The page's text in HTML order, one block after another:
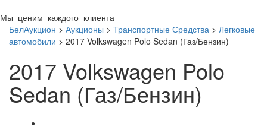
Мы ценим каждого клиента
БелАукцион > Аукционы > Транспортные Средства > Легковые
автомобили > 2017 Volkswagen Polo Sedan (Газ/Бензин)
2017 Volkswagen Polo
Sedan (Газ/Бензин)